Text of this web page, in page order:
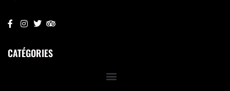
CATÉGORIES